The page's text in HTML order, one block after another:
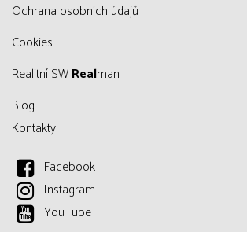
Ochrana osobních údajů
Cookies
Realitní SWRealman
Blog
Kontakty
Facebook
Instagram
YouTube